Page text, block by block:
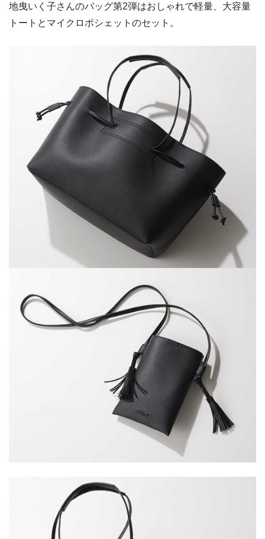
地曳いく子さんのバッグ第2弾はおしゃれで軽量、大容量
トートとマイクロポシェットのセット。